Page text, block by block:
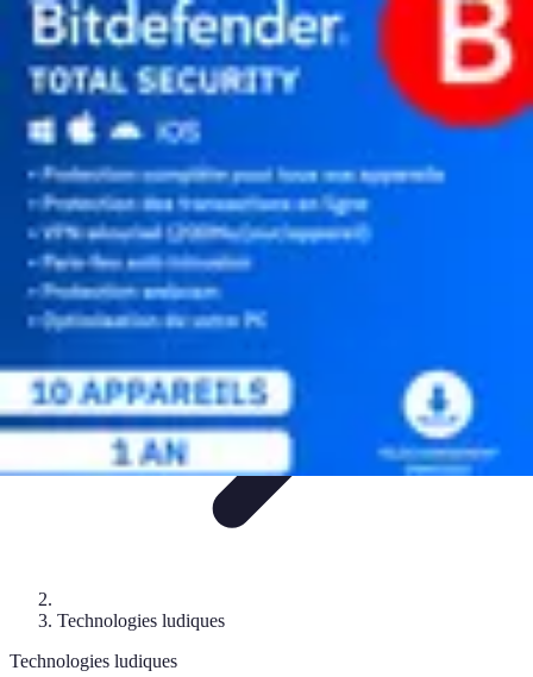
Ludo Tech
Tech et MatérielImpact des TechnologiesTendances
TechnologiquesInnovations Ludiques Guides Pratiques
Ludo Tech
Technologies ludiques
Technologies ludiques